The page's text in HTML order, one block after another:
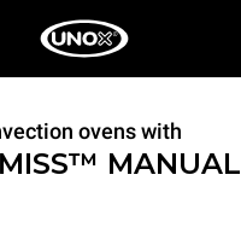
ovens with
MANUAL